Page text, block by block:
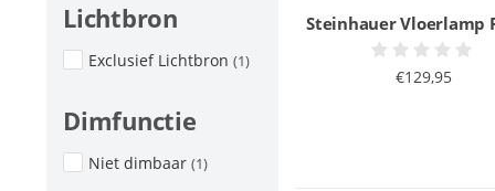
Lichtbron
Exclusief Lichtbron (1)
Dimfunctie
Niet dimbaar (1)
Steinhauer Vloerlamp
€129,95